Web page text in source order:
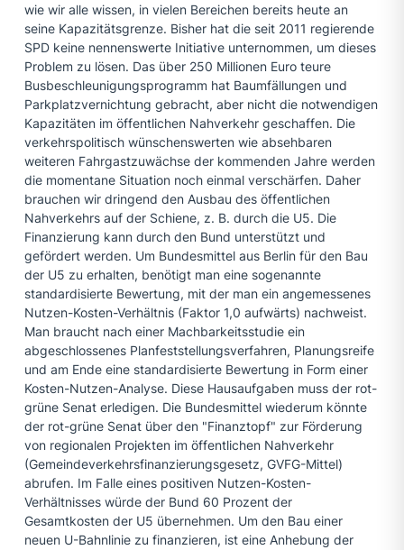
wie wir alle wissen, in vielen Bereichen bereits heute an
seine Kapazitätsgrenze. Bisher hat die seit 2011 regierende
SPD keine nennenswerte Initiative unternommen, um dieses
Problem zu lösen. Das über 250 Millionen Euro teure
Busbeschleunigungsprogramm hat Baumfällungen und
Parkplatzvernichtung gebracht, aber nicht die notwendigen
Kapazitäten im öffentlichen Nahverkehr geschaffen. Die
verkehrspolitisch wünschenswerten wie absehbaren
weiteren Fahrgastzuwächse der kommenden Jahre werden
die momentane Situation noch einmal verschärfen. Daher
brauchen wir dringend den Ausbau des öffentlichen
Nahverkehrs auf der Schiene, z. B. durch die U5. Die
Finanzierung kann durch den Bund unterstützt und
gefördert werden. Um Bundesmittel aus Berlin für den Bau
der U5 zu erhalten, benötigt man eine sogenannte
standardisierte Bewertung, mit der man ein angemessenes
Nutzen-Kosten-Verhältnis (Faktor 1,0 aufwärts) nachweist.
Man braucht nach einer Machbarkeitsstudie ein
abgeschlossenes Planfeststellungsverfahren, Planungsreife
und am Ende eine standardisierte Bewertung in Form einer
Kosten-Nutzen-Analyse. Diese Hausaufgaben muss der rot-
grüne Senat erledigen. Die Bundesmittel wiederum könnte
der rot-grüne Senat über den "Finanztopf" zur Förderung
von regionalen Projekten im öffentlichen Nahverkehr
(Gemeindeverkehrsfinanzierungsgesetz, GVFG-Mittel)
abrufen. Im Falle eines positiven Nutzen-Kosten-
Verhältnisses würde der Bund 60 Prozent der
Gesamtkosten der U5 übernehmen. Um den Bau einer
neuen U-Bahnlinie zu finanzieren, ist eine Anhebung der